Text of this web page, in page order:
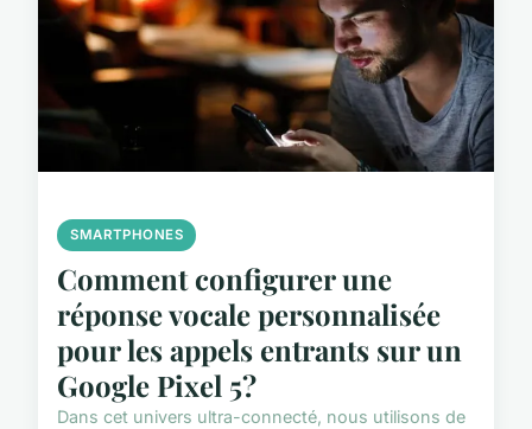
SMARTPHONES
Comment configurer une
réponse vocale personnalisée
pour les appels entrants sur un
Google Pixel 5?
Dans cet univers ultra-connecté, nous utilisons de